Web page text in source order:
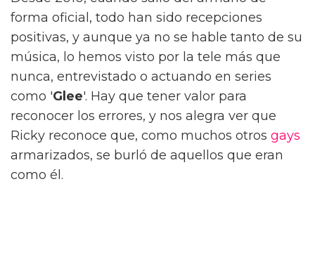
forma oficial, todo han sido recepciones
positivas, y aunque ya no se hable tanto de su
música, lo hemos visto por la tele más que
nunca, entrevistado o actuando en series
como 'Glee'. Hay que tener valor para
reconocer los errores, y nos alegra ver que
Ricky reconoce que, como muchos otros gays
armarizados, se burló de aquellos que eran
como él.